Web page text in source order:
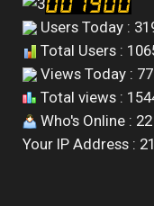
Users Today :
Total Users :
Views Today :
Total views :
Who's Online : 22
Your IP Address :